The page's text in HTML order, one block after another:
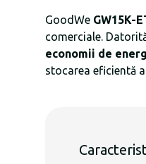
GoodWe GW15K-
comerciale.
economii de
stocarea eficientă